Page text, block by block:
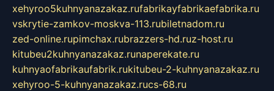
xehyroo5kuhnyanazakaz.rufabrikayfabrikaefabrika.ru
vskrytie-zamkov-moskva-113.rubiletnadom.ru
zed-online.rupimchax.rubrazzers-hd.ruz-host.ru
kitubeu2kuhnyanazakaz.runaperekate.ru
kuhnyaofabrikaufabrik.rukitubeu-2-kuhnyanazakaz.ru
xehyroo-5-kuhnyanazakaz.rucs-68.ru